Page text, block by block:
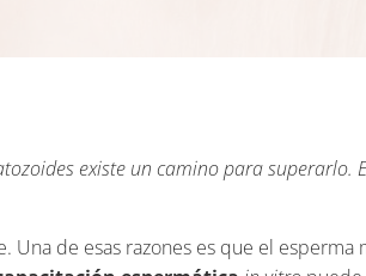
existe un camino para superarlo.
de esas razones es que el esperma